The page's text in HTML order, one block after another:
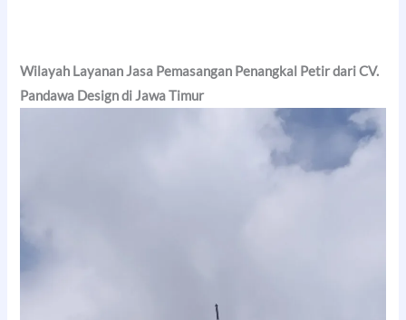
Wilayah Layanan Jasa Pemasangan Penangkal Petir dari CV.
Pandawa Design di Jawa Timur